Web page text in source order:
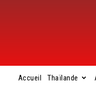
Accueil Thaïlande